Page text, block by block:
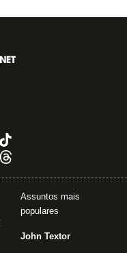
Assuntos mais
populares
John Textor